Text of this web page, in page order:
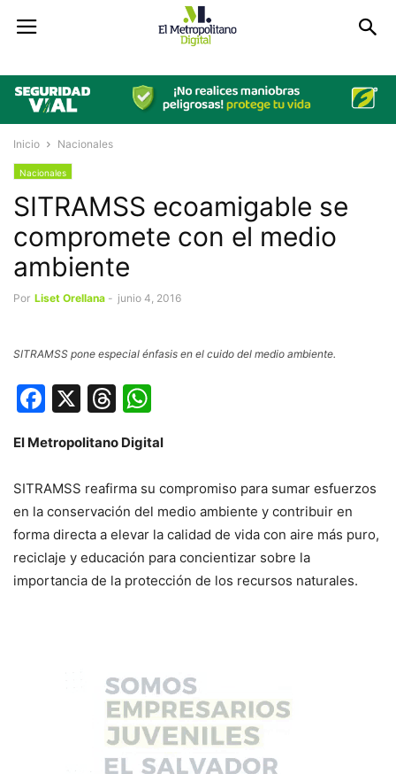
Inicio Nacionales
Nacionales
SITRAMSS ecoamigable se
compromete con el medio
ambiente
Por Liset Orellana - junio 4, 2016
SITRAMSS pone especial énfasis en el cuido del medio ambiente.
Facebook
X Threads
El Metropolitano Digital
SITRAMSS reafirma su compromiso para sumar esfuerzos
en la conservación del medio ambiente y contribuir en
forma directa a elevar la calidad de vida con aire más puro,
reciclaje y educación para concientizar sobre la
importancia de la protección de los recursos naturales.